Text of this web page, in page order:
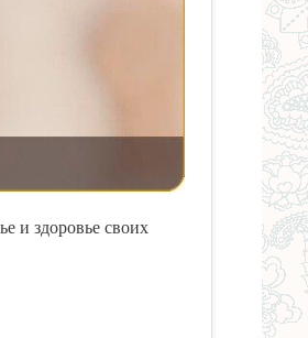
и здоровье своих